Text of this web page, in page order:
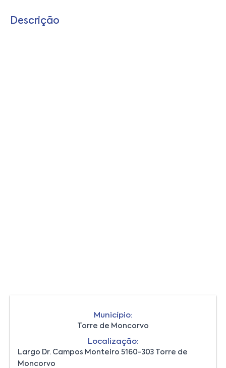
Descrição
Município:
Torre de Moncorvo
Localização:
Largo Dr. Campos Monteiro 5160-303 Torre de
Moncorvo